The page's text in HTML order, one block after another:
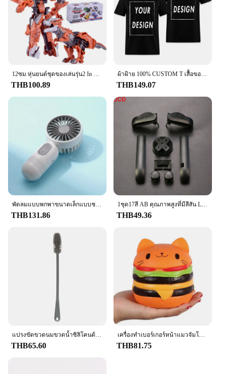
**Support and Reliability**
Timberland is known for its commitment to quality,
and these men's work slipon clogs are no exception.
The shoes are designed to support the hardworking
individual, providing the stability and reliability
needed in various work environments. Whether
you're a construction worker, a chef, or someone
who spends a lot of time on their feet, these clogs
are built to keep up with your active lifestyle.
12ซม.หุ่นยนต์ชุดของเล่นรุ่น2 In 1 One Step รุ่น Deformed รถของเล่นสำหรับของขวัญเด็ก
THB100.89
ผ้าฝ้าย 100% CUSTOM T เสื้อของคุณออกแบบโลโก้ข้อความ EU ขนาดสําหรับผู้ชายและผู้หญิงด้านหน้ากลับทั้งสองด้านส่วนบุคคล TShirt
THB149.07
พัดลมแบบพกพาขนาดเล็กแบบชาร์จไฟได้ USB มี3ความเร็ว-น้ำหนักเบาพัดลมแบบมือถือ-เหมาะสำหรับสำนักงานกลางแจ้งการเดินทางและการตั้งแคมป์
THB131.86
1ชุด17สี AB คุณภาพสูงที่มีสีสัน L R ปุ่ม Keypads สำหรับ Gameboy Advance ปุ่มสำหรับ GBA D แผ่นปุ่มเปิดปิดปุ่ม
THB49.36
แปรงขัดขวดนมขวดน้ำซิลิโคนด้ามจับยาวอุปกรณ์ทำความสะอาดในครัว
THB65.60
เครื่องทำเบอร์เกอร์หน้าแมวจัมโบ้ขนมปังจำลอง PU มีกลิ่นหอมของเล่นบีบคลายเครียดของเล่นสำหรับเด็กทารกของขวัญคริสต์มาส Relief
THB81.75